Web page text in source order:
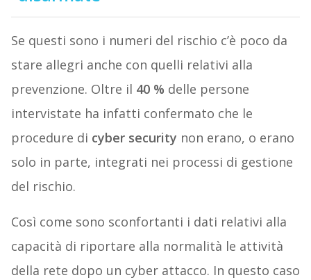
Se questi sono i numeri del rischio c’è poco da
stare allegri anche con quelli relativi alla
prevenzione. Oltre il 40 % delle persone
intervistate ha infatti confermato che le
procedure di cyber security non erano, o erano
solo in parte, integrati nei processi di gestione
del rischio.
Così come sono sconfortanti i dati relativi alla
capacità di riportare alla normalità le attività
della rete dopo un cyber attacco. In questo caso